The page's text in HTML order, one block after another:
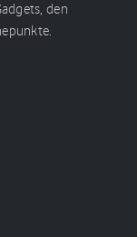
den